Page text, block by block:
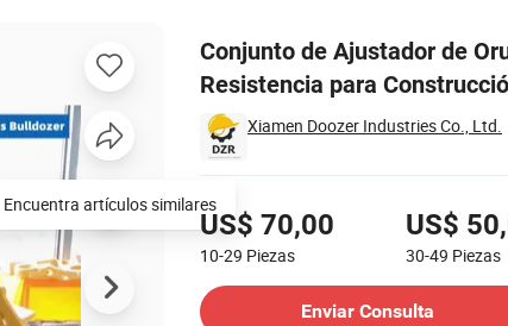
Conjunto de Ajustador de
Resistencia para
Xiamen Doozer Industries Co., Ltd.
Precios
US$ 70,00
10-29 Piezas
US$
30-49 Piezas
Enviar Consulta
Encuentra artículos similares